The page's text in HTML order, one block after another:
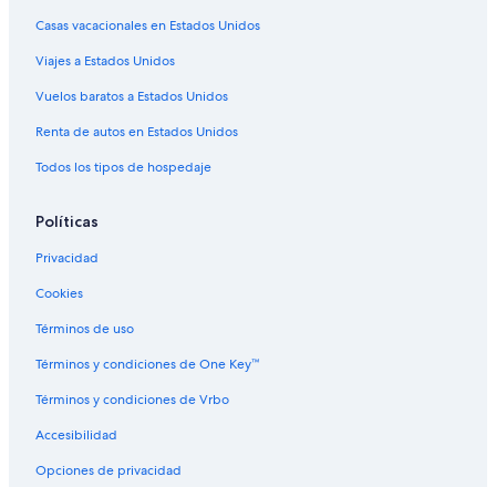
Hoteles con parque acuático en Nueva Jersey
Hoteles con alberca en Nueva Jersey
Hoteles con vista en Nueva Jersey
Hoteles en la naturaleza en Nueva Jersey
Hoteles para bodas en Nueva Jersey
Hoteles que aceptan mascotas en Nueva Jersey
Casas vacacionales en Estados Unidos
Viajes a Estados Unidos
Vuelos baratos a Estados Unidos
Renta de autos en Estados Unidos
Todos los tipos de hospedaje
Políticas
Privacidad
Cookies
Términos de uso
Términos y condiciones de One Key™
Términos y condiciones de Vrbo
Accesibilidad
Opciones de privacidad